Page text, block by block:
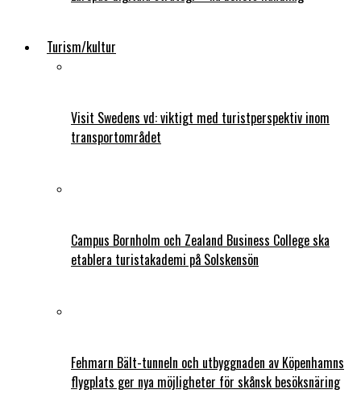
Turism/kultur
Visit Swedens vd: viktigt med turistperspektiv inom
transportområdet
Campus Bornholm och Zealand Business College ska
etablera turistakademi på Solskensön
Fehmarn Bält-tunneln och utbyggnaden av Köpenhamns
flygplats ger nya möjligheter för skånsk besöksnäring